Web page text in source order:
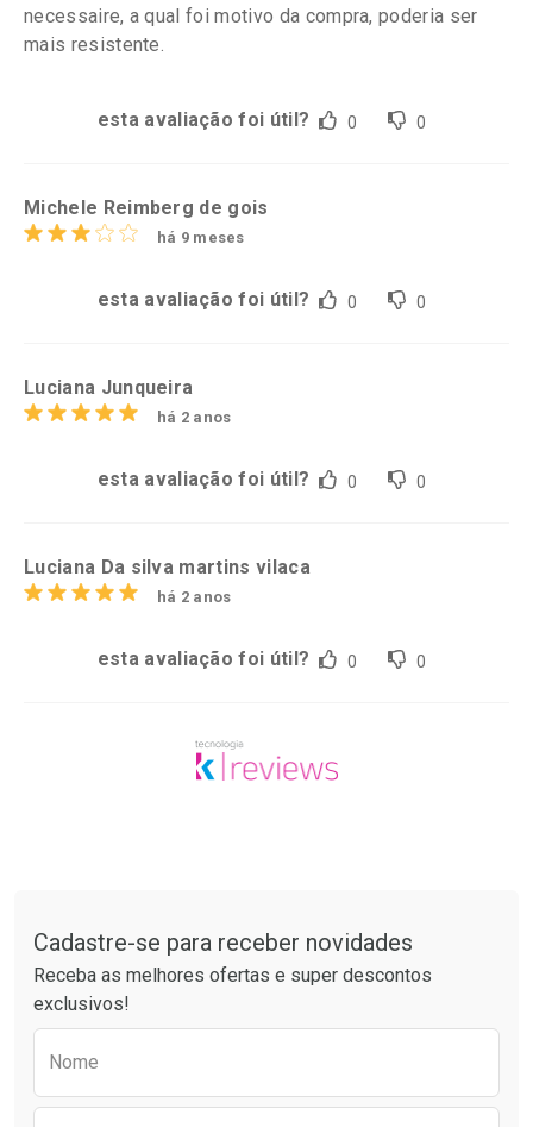
necessaire, a qual foi motivo da compra, poderia ser
mais resistente.
esta avaliação foi útil? 0 0
Michele Reimberg de gois
há 9 meses
esta avaliação foi útil? 0 0
Luciana Junqueira
há 2 anos
esta avaliação foi útil? 0 0
Luciana Da silva martins vilaca
há 2 anos
esta avaliação foi útil? 0 0
Cadastre-se para receber novidades
Receba as melhores ofertas e super descontos
exclusivos!
Nome